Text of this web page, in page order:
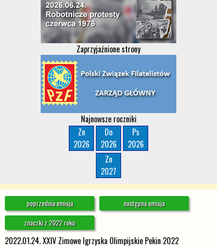
Zaprzyjaźnione strony
Najnowsze roczniki
Zn
2026
Do
2026
Ps
2026
Zn
2027
poprzednia emisja
następna emisja
znaczki z 2022 roku
2022.01.24. XXIV Zimowe Igrzyska Olimpijskie Pekin 2022